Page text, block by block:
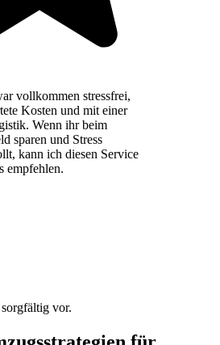
vollkommen stressfrei,
Kosten und mit einer
Wenn ihr beim
sparen und Stress
kann ich diesen Service
empfehlen.
vor.